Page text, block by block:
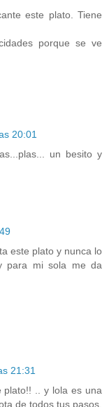
este plato. Tiene
porque se ve
20:01
un besito y
este plato y nunca lo
para mi sola me da
21:31
plato!! .. y lola es una
de todos tus pasos,